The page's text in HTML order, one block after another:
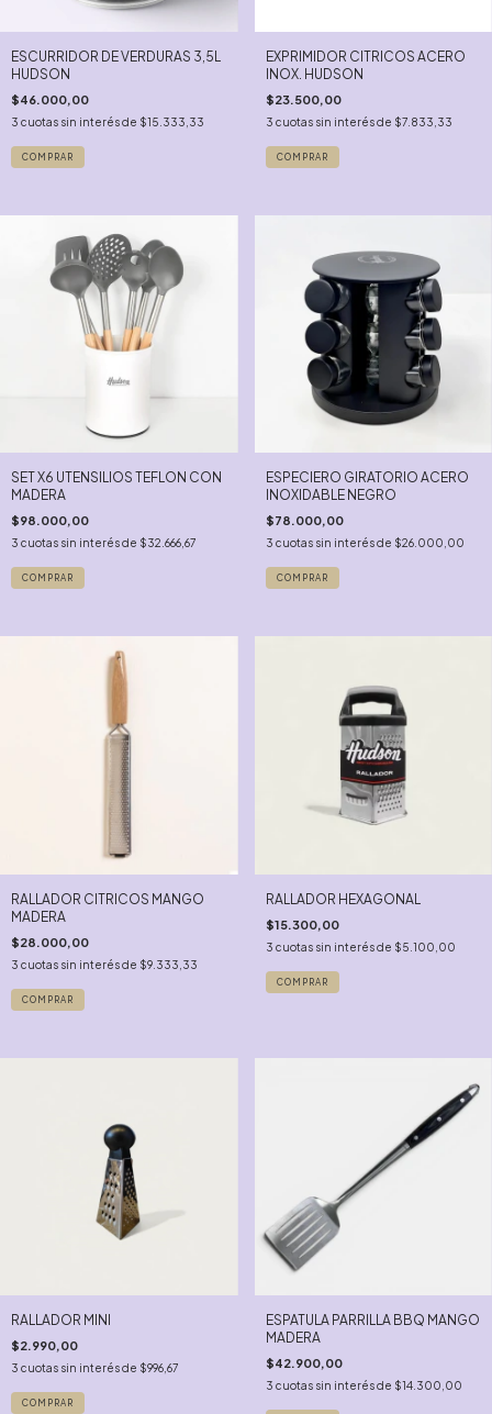
ESCURRIDOR DE VERDURAS 3,5L
HUDSON
$46.000,00
3 cuotas sin interés de $15.333,33
EXPRIMIDOR CITRICOS ACERO
INOX. HUDSON
$23.500,00
3 cuotas sin interés de $7.833,33
SET X6 UTENSILIOS TEFLON CON
MADERA
$98.000,00
3 cuotas sin interés de $32.666,67
ESPECIERO GIRATORIO ACERO
INOXIDABLE NEGRO
$78.000,00
3 cuotas sin interés de $26.000,00
RALLADOR CITRICOS MANGO
MADERA
$28.000,00
3 cuotas sin interés de $9.333,33
RALLADOR HEXAGONAL
$15.300,00
3 cuotas sin interés de $5.100,00
RALLADOR MINI
$2.990,00
3 cuotas sin interés de $996,67
ESPATULA PARRILLA BBQ MANGO
MADERA
$42.900,00
3 cuotas sin interés de $14.300,00